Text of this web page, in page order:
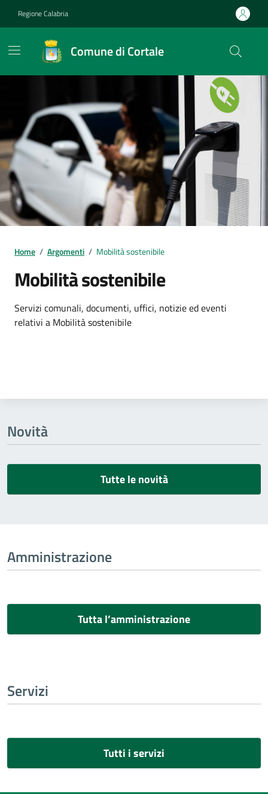
Regione Calabria
Comune di Cortale
Home / Argomenti / Mobilità sostenibile
Mobilità sostenibile
Dettagli dell'argomento
Servizi comunali, documenti, uffici, notizie ed eventi
relativi a Mobilità sostenibile
Novità
Tutte le novità
Amministrazione
Tutta l’amministrazione
Servizi
Tutti i servizi